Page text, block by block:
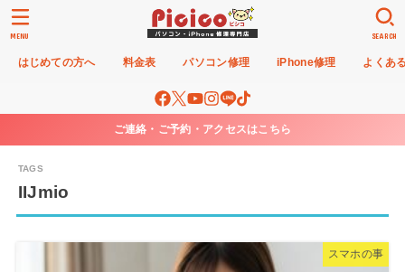
はじめての方へ 料金表 パソコン修理 iPhone修理 よくあ
SEARCH
MENU
ご連絡・ご予約・アクセスはこちら
IIJmio
スマホの事